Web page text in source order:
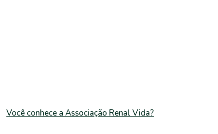
Você conhece a Associação Renal Vida?